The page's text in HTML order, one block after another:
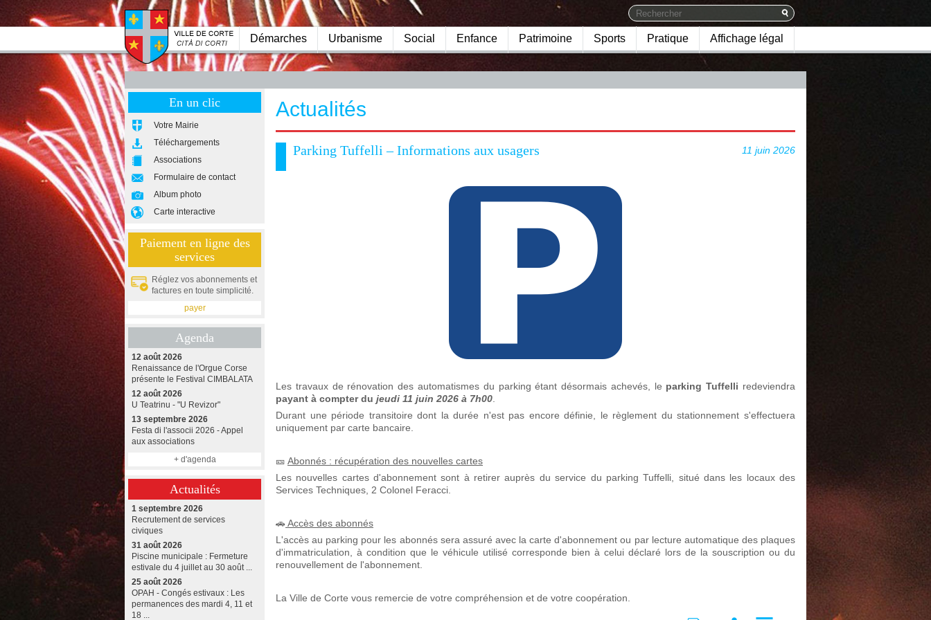
Démarches Urbanisme Social Enfance Patrimoine Sports Pratique Affichage légal
En un clic
Votre Mairie
Téléchargements
Associations
Formulaire de contact
Album photo
Carte interactive
Paiement en ligne des
services
Réglez vos abonnements et
factures en toute simplicité.
payer
Agenda
12 août 2026
Renaissance de l'Orgue Corse
présente le Festival CIMBALATA
12 août 2026
U Teatrinu - "U Revizor"
13 septembre 2026
Festa di l'associi 2026 - Appel
aux associations
+ d'agenda
Actualités
1 septembre 2026
Recrutement de services
civiques
31 août 2026
Piscine municipale : Fermeture
estivale du 4 juillet au 30 août ...
25 août 2026
OPAH - Congés estivaux : Les
permanences des mardi 4, 11 et
18 ...
Actualités
11 juin 2026
Parking Tuffelli – Informations aux usagers
Les travaux de rénovation des automatismes du parking étant désormais achevés, le parking Tuffelli redeviendra
payant à compter du jeudi 11 juin 2026 à 7h00
Durant une période transitoire dont la durée n'est pas encore définie, le règlement du stationnement s'effectuera
uniquement par carte bancaire.
🎫 Abonnés : récupération des nouvelles cartes
Les nouvelles cartes d'abonnement sont à retirer auprès du service du parking Tuffelli, situé dans les locaux des
Services Techniques, 2 Colonel Feracci.
🚗 Accès des abonnés
L'accès au parking pour les abonnés sera assuré avec la carte d'abonnement ou par lecture automatique des plaques
d'immatriculation, à condition que le véhicule utilisé corresponde bien à celui déclaré lors de la souscription ou du
renouvellement de l'abonnement.
La Ville de Corte vous remercie de votre compréhension et de votre coopération.